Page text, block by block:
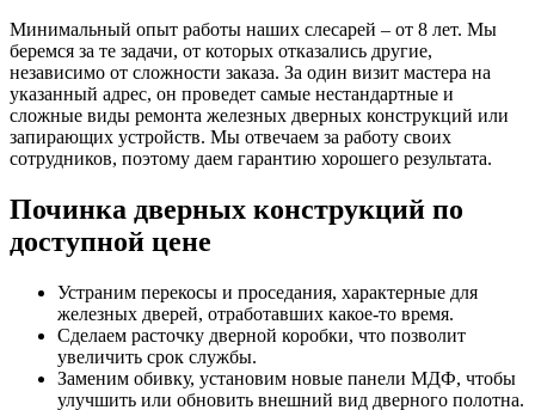
Минимальный опыт работы наших слесарей – от 8 лет. Мы
беремся за те задачи, от которых отказались другие,
независимо от сложности заказа. За один визит мастера на
указанный адрес, он проведет самые нестандартные и
сложные виды ремонта железных дверных конструкций или
запирающих устройств. Мы отвечаем за работу своих
сотрудников, поэтому даем гарантию хорошего результата.
Починка дверных конструкций по
доступной цене
Устраним перекосы и проседания, характерные для
железных дверей, отработавших какое-то время.
Сделаем расточку дверной коробки, что позволит
увеличить срок службы.
Заменим обивку, установим новые панели МДФ, чтобы
улучшить или обновить внешний вид дверного полотна.